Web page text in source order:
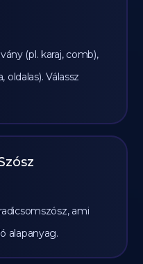
(pl. karaj, comb),
oldalas). Válassz
ami
alapanyag.